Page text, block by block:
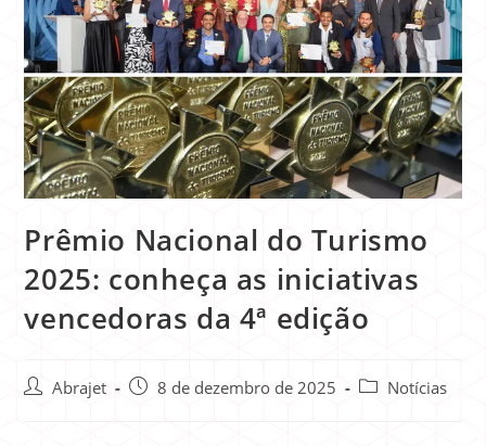
Prêmio Nacional do Turismo
2025: conheça as iniciativas
vencedoras da 4ª edição
Abrajet 8 de dezembro de 2025 Notícias